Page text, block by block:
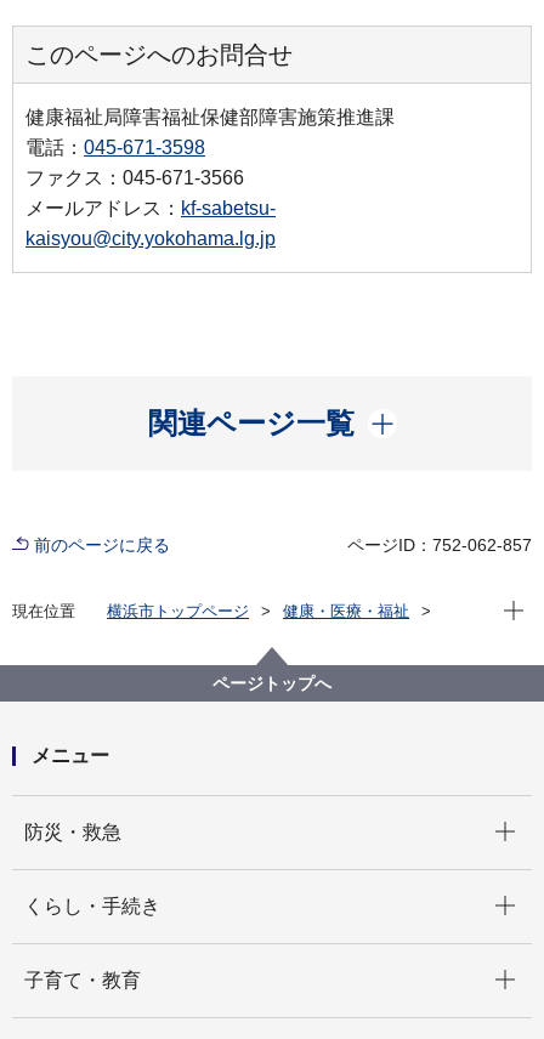
このページへのお問合せ
健康福祉局障害福祉保健部障害施策推進課
電話： 045-671-3598
ファクス：045-671-3566
メールアドレス： kf-sabetsu-
kaisyou@city.yokohama.lg.jp
関連ページ一覧
開く
前のページに戻る ページID：752-062-857
現在位置 横浜市トップページ
健康・医療・福祉
障害者差別解消法への対応
その他・無回答
（障害者差別事例4）不明 お店等
現在
ページトップへ
メニュー
防災・救急
くらし・手続き
子育て・教育